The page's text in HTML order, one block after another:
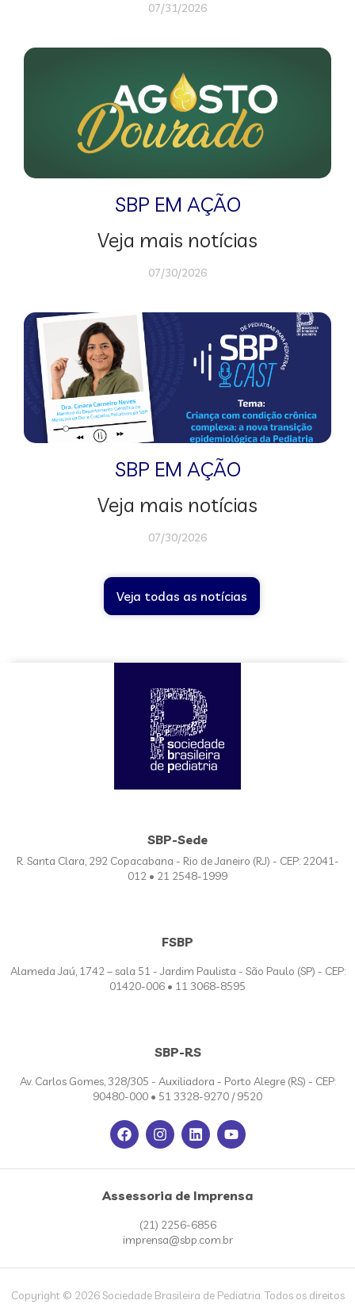
07/31/2026
SBP EM AÇÃO
Veja mais notícias
07/30/2026
SBP EM AÇÃO
Veja mais notícias
07/30/2026
Veja todas as notícias
SBP-Sede
R. Santa Clara, 292 Copacabana - Rio de Janeiro (RJ) - CEP: 22041-
012 • 21 2548-1999
FSBP
Alameda Jaú, 1742 – sala 51 - Jardim Paulista - São Paulo (SP) - CEP:
01420-006 • 11 3068-8595
SBP-RS
Av. Carlos Gomes, 328/305 - Auxiliadora - Porto Alegre (RS) - CEP:
90480-000 • 51 3328-9270 / 9520
Assessoria de Imprensa
(21) 2256-6856
imprensa@sbp.com.br
Copyright © 2026 Sociedade Brasileira de Pediatria. Todos os direitos